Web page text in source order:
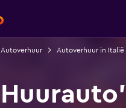
Autoverhuur Autoverhuur in Italië